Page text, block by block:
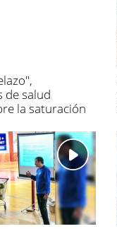
de salud
la saturación